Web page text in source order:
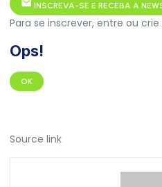
INSCREVA-SE E RECEBA A
Para se inscrever, entre ou
Ops!
OK
Source link